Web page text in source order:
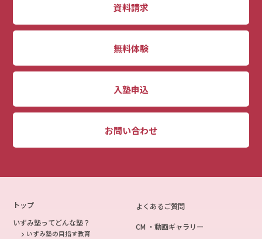
資料請求
無料体験
入塾申込
お問い合わせ
トップ
いずみ塾ってどんな塾？
いずみ塾の目指す教育
よくあるご質問
CM ・動画ギャラリー